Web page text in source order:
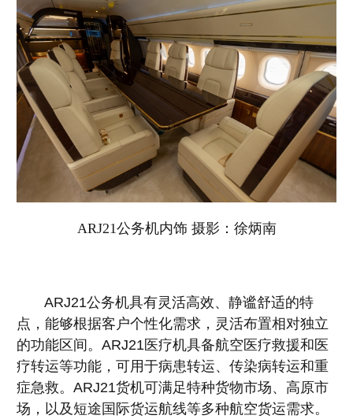
ARJ21公务机内饰 摄影：徐炳南
ARJ21公务机具有灵活高效、静谧舒适的特
点，能够根据客户个性化需求，灵活布置相对独立
的功能区间。ARJ21医疗机具备航空医疗救援和医
疗转运等功能，可用于病患转运、传染病转运和重
症急救。ARJ21货机可满足特种货物市场、高原市
场，以及短途国际货运航线等多种航空货运需求。